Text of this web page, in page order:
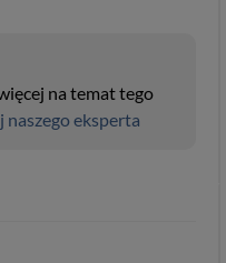
na temat tego
naszego eksperta